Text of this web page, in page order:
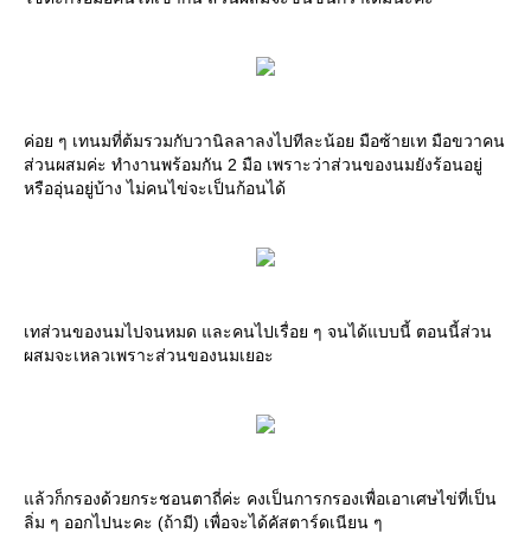
ค่อย ๆ เทนมที่ต้มรวมกับวานิลลาลงไปทีละน้อย มือซ้ายเท มือขวาคน
ส่วนผสมค่ะ ทำงานพร้อมกัน 2 มือ เพราะว่าส่วนของนมยังร้อนอยู่
หรืออุ่นอยู่บ้าง ไม่คนไข่จะเป็นก้อนได้
เทส่วนของนมไปจนหมด และคนไปเรื่อย ๆ จนได้แบบนี้ ตอนนี้ส่วน
ผสมจะเหลวเพราะส่วนของนมเยอะ
แล้วก็กรองด้วยกระชอนตาถี่ค่ะ คงเป็นการกรองเพื่อเอาเศษไข่ที่เป็น
ลิ่ม ๆ ออกไปนะคะ (ถ้ามี) เพื่อจะได้คัสตาร์ดเนียน ๆ